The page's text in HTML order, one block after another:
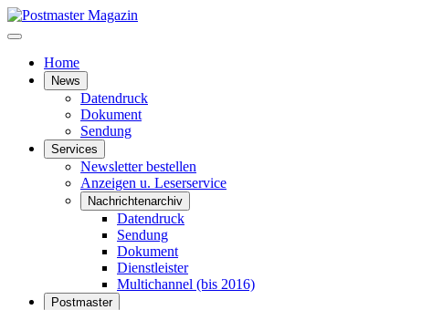
Home
News
Datendruck
Dokument
Sendung
Services
Newsletter bestellen
Anzeigen u. Leserservice
Nachrichtenarchiv
Datendruck
Sendung
Dokument
Dienstleister
Multichannel (bis 2016)
Postmaster